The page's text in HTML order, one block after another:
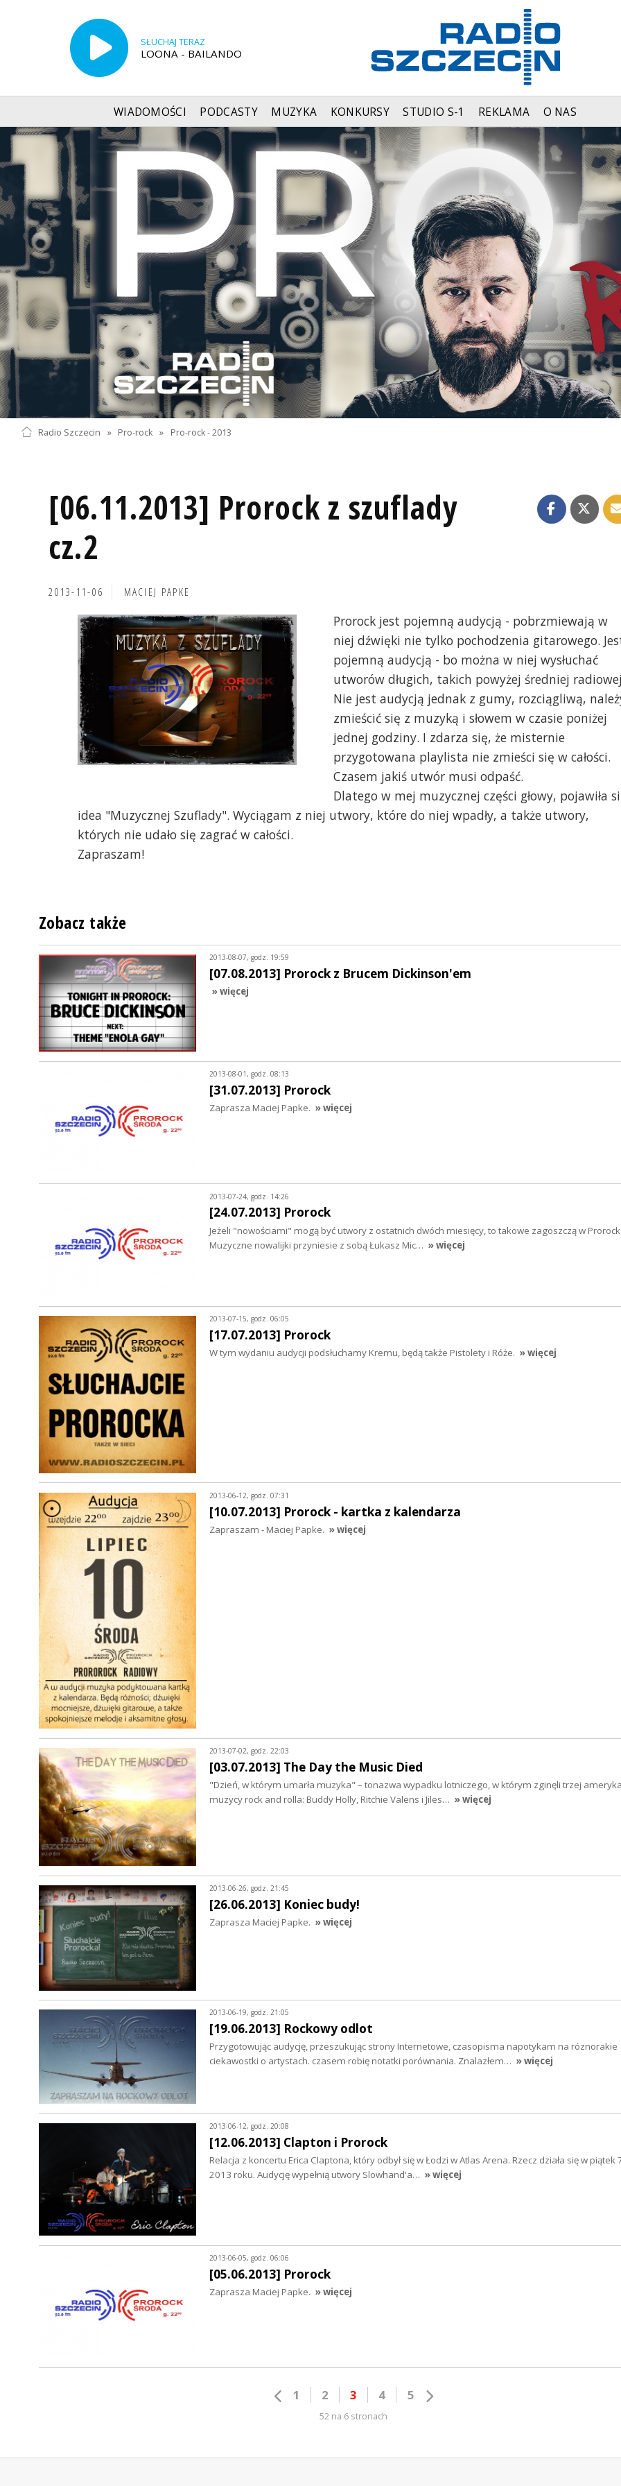
SŁUCHAJ TERAZ
LOONA - BAILANDO
WIADOMOŚCI PODCASTY MUZYKA KONKURSY STUDIO S-1 REKLAMA O NAS
Radio Szczecin » Pro-rock » Pro-rock - 2013
[06.11.2013] Prorock z szuflady
cz.2
2013-11-06 MACIEJ PAPKE
Prorock jest pojemną audycją - pobrzmiewają w
niej dźwięki nie tylko pochodzenia gitarowego.
pojemną audycją - bo można w niej wysłuchać
utworów długich, takich powyżej średniej
Nie jest audycją jednak z gumy, rozciągliwą,
zmieścić się z muzyką i słowem w czasie poniżej
jednej godziny. I zdarza się, że misternie
przygotowana playlista nie zmieści się w całości.
Czasem jakiś utwór musi odpaść.
Dlatego w mej muzycznej części głowy, pojawiła
idea "Muzycznej Szuflady". Wyciągam z niej utwory, które do niej wpadły, a także utwory,
których nie udało się zagrać w całości.
Zapraszam!
Zobacz także
2013-08-07, godz. 19:59
[07.08.2013] Prorock z Brucem Dickinson'em
» więcej
2013-08-01, godz. 08:13
[31.07.2013] Prorock
Zaprasza Maciej Papke. » więcej
2013-07-24, godz. 14:26
[24.07.2013] Prorock
Jeżeli "nowościami" mogą być utwory z ostatnich dwóch miesięcy, to takowe zagoszczą w
Muzyczne nowalijki przyniesie z sobą Łukasz Mic… » więcej
2013-07-15, godz. 06:05
[17.07.2013] Prorock
W tym wydaniu audycji podsłuchamy Kremu, będą także Pistolety i Róże. » więcej
2013-06-12, godz. 07:31
[10.07.2013] Prorock - kartka z kalendarza
Zapraszam - Maciej Papke. » więcej
2013-07-02, godz. 22:03
[03.07.2013] The Day the Music Died
"Dzień, w którym umarła muzyka" – tonazwa wypadku lotniczego, w którym zginęli trzej
muzycy rock and rolla: Buddy Holly, Ritchie Valens i Jiles… » więcej
2013-06-26, godz. 21:45
[26.06.2013] Koniec budy!
Zaprasza Maciej Papke. » więcej
2013-06-19, godz. 21:05
[19.06.2013] Rockowy odlot
Przygotowując audycję, przeszukując strony Internetowe, czasopisma napotykam na róznorakie
ciekawostki o artystach. czasem robię notatki porównania. Znalazłem… » więcej
2013-06-12, godz. 20:08
[12.06.2013] Clapton i Prorock
Relacja z koncertu Erica Claptona, który odbył się w Łodzi w Atlas Arena. Rzecz działa się w piątek
2013 roku. Audycję wypełnią utwory Slowhand'a… » więcej
2013-06-05, godz. 06:06
[05.06.2013] Prorock
Zaprasza Maciej Papke. » więcej
1 2 3 4 5
52 na 6 stronach